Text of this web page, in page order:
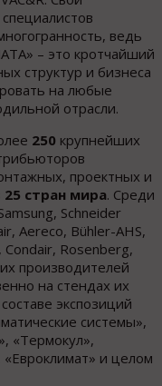
ведь
– это кротчайший
структур и бизнеса
на любые
отрасли.
250 крупнейших
проектных и
25 стран мира. Среди
Schneider
Aereco, Bühler-AHS,
Rosenberg,
производителей
на стендах их
экспозиций
системы»,
«Термокул»,
«Евроклимат» и целом